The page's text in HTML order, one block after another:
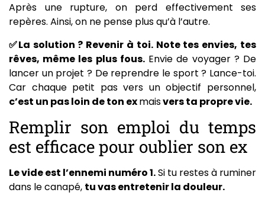
Après une rupture, on perd effectivement ses
repères. Ainsi, on ne pense plus qu’à l’autre.
✅La solution ? Revenir à toi. Note tes envies, tes
rêves, même les plus fous.Envie de voyager ? De
lancer un projet ? De reprendre le sport ? Lance-toi.
Car chaque petit pas vers un objectif personnel,
c’est un pas loin de ton exmaisvers ta propre vie.
Remplir son emploi du temps
est efficace pour oublier son ex
Le vide est l’ennemi numéro 1.Si tu restes à ruminer
dans le canapé, tu vas entretenir la douleur.